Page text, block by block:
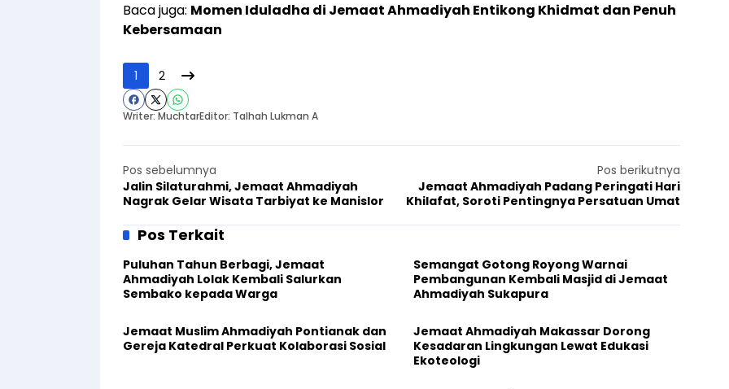
Baca juga: Momen Iduladha di Jemaat Ahmadiyah Entikong Khidmat dan Penuh
Kebersamaan
1 2
Writer: MuchtarEditor: Talhah Lukman A
Pos sebelumnya
Jalin Silaturahmi, Jemaat Ahmadiyah
Nagrak Gelar Wisata Tarbiyat ke Manislor
Pos berikutnya
Jemaat Ahmadiyah Padang Peringati Hari
Khilafat, Soroti Pentingnya Persatuan Umat
Pos Terkait
Puluhan Tahun Berbagi, Jemaat
Ahmadiyah Lolak Kembali Salurkan
Sembako kepada Warga
Semangat Gotong Royong Warnai
Pembangunan Kembali Masjid di Jemaat
Ahmadiyah Sukapura
Jemaat Muslim Ahmadiyah Pontianak dan
Gereja Katedral Perkuat Kolaborasi Sosial
Jemaat Ahmadiyah Makassar Dorong
Kesadaran Lingkungan Lewat Edukasi
Ekoteologi